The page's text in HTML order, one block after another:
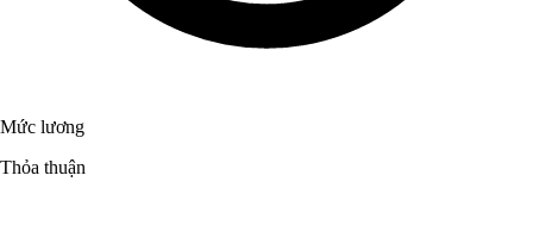
Mức lương
Thỏa thuận